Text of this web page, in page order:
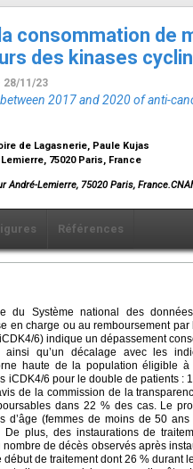
consommation de
des kinases
28/11/23
2017 and 2020 of anti-
de Lagasnerie, Paule Kujas
75020 Paris, France
André-Lemierre, 75020 Paris,
Références
du Système national des
en charge ou au remboursement
6) indique un dépassement
qu’un décalage avec les
haute de la population éligible
iCDK4/6 pour le double de patients :
de la commission de la
dans 22 % des cas. Le
d’âge (femmes de moins de 50
plus, des instaurations de
de décès observés après
de traitement dont 26 % durant